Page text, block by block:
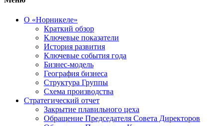
О «Норникеле»
Краткий обзор
Ключевые показатели
История развития
Ключевые события года
Бизнес-модель
География бизнеса
Структура Группы
Схема производства
Стратегический отчет
Закрытие плавильного цеха
Обращение Председателя Совета Директоров